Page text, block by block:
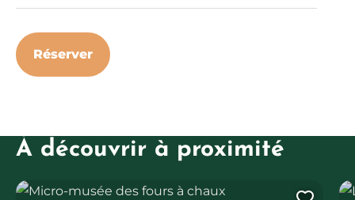
Réserver
À découvrir à proximité
Micro-musée des fours à chaux